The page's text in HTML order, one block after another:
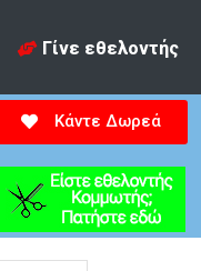
Γίνε εθελοντής
Κάντε Δωρεά